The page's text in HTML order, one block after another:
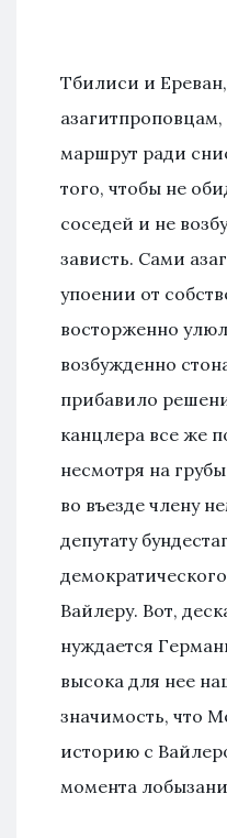
Тбилиси и
маршрут ради
того, чтобы не
соседей и не
зависть. Сами
упоении от
восторженно
возбужденно
прибавило
канцлера все же
несмотря на
во въезде члену
депутату
Вайлеру. Вот,
нуждается
высока для нее
значимость, что
историю с
момента